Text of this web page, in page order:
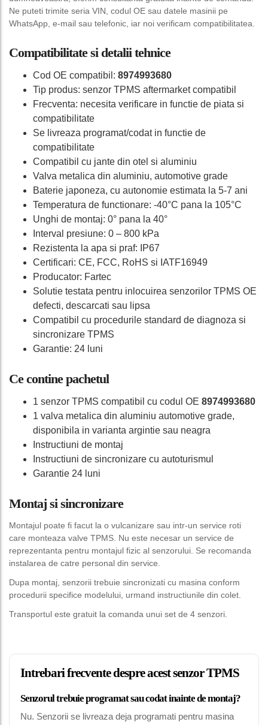
Ne puteti trimite seria VIN, codul OE sau datele masinii pe
WhatsApp, e-mail sau telefonic, iar noi verificam compatibilitatea.
Compatibilitate si detalii tehnice
Cod OE compatibil: 8974993680
Tip produs: senzor TPMS aftermarket compatibil
Frecventa: necesita verificare in functie de piata si
compatibilitate
Se livreaza programat/codat in functie de
compatibilitate
Compatibil cu jante din otel si aluminiu
Valva metalica din aluminiu, automotive grade
Baterie japoneza, cu autonomie estimata la 5-7 ani
Temperatura de functionare: -40°C pana la 105°C
Unghi de montaj: 0° pana la 40°
Interval presiune: 0 – 800 kPa
Rezistenta la apa si praf: IP67
Certificari: CE, FCC, RoHS si IATF16949
Producator: Fartec
Solutie testata pentru inlocuirea senzorilor TPMS OE
defecti, descarcati sau lipsa
Compatibil cu procedurile standard de diagnoza si
sincronizare TPMS
Garantie: 24 luni
Ce contine pachetul
1 senzor TPMS compatibil cu codul OE 8974993680
1 valva metalica din aluminiu automotive grade,
disponibila in varianta argintie sau neagra
Instructiuni de montaj
Instructiuni de sincronizare cu autoturismul
Garantie 24 luni
Montaj si sincronizare
Montajul poate fi facut la o vulcanizare sau intr-un service roti
care monteaza valve TPMS. Nu este necesar un service de
reprezentanta pentru montajul fizic al senzorului. Se recomanda
instalarea de catre personal din service.
Dupa montaj, senzorii trebuie sincronizati cu masina conform
procedurii specifice modelului, urmand instructiunile din colet.
Transportul este gratuit la comanda unui set de 4 senzori.
Intrebari frecvente despre acest senzor TPMS
Senzorul trebuie programat sau codat inainte de montaj?
Nu. Senzorii se livreaza deja programati pentru masina